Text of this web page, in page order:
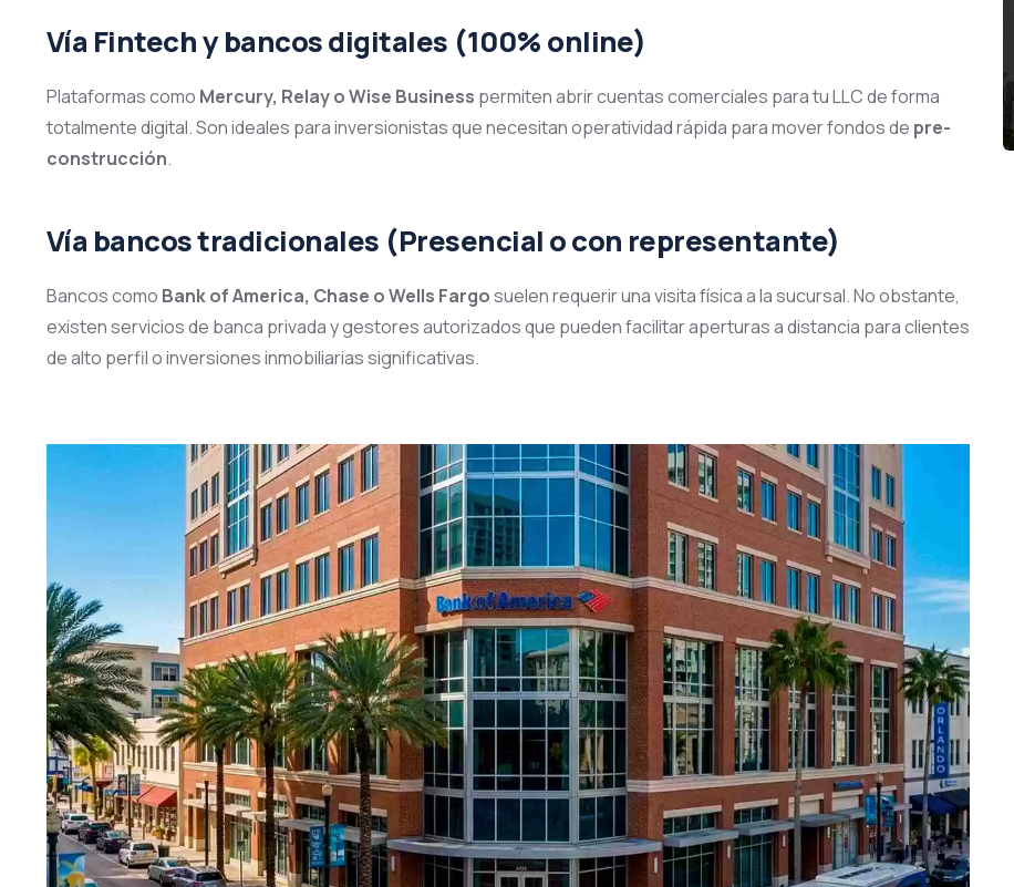
Vía Fintech y bancos digitales (100% online)
Plataformas como Mercury, Relay o Wise Business permiten abrir cuentas comerciales para tu LLC de forma
totalmente digital. Son ideales para inversionistas que necesitan operatividad rápida para mover fondos de pre-
construcción.
Vía bancos tradicionales (Presencial o con representante)
Bancos como Bank of America, Chase o Wells Fargosuelen requerir una visita física a la sucursal. No obstante,
existen servicios de banca privada y gestores autorizados que pueden facilitar aperturas a distancia para clientes
de alto perfil o inversiones inmobiliarias significativas.